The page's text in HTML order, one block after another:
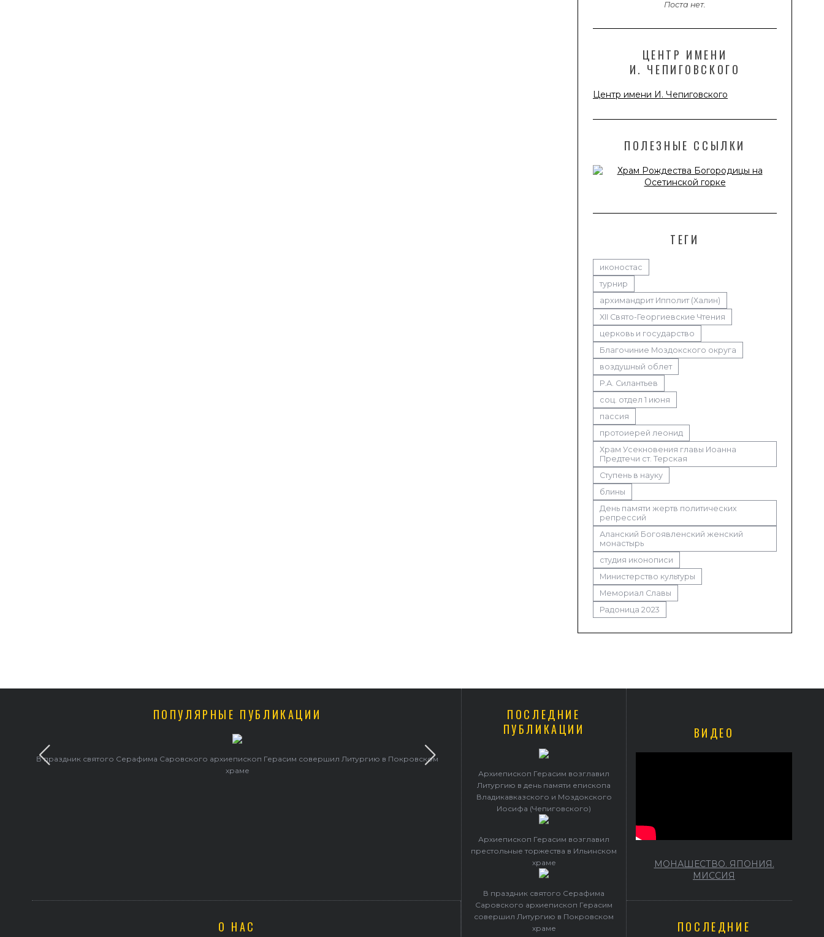
Поста нет.
ЦЕНТР ИМЕНИ
И. ЧЕПИГОВСКОГО
Центр имени И. Чепиговского
ПОЛЕЗНЫЕ ССЫЛКИ
ТЕГИ
иконостас
турнир
архимандрит Ипполит (Халин)
XII Свято-Георгиевские Чтения
церковь и государство
Благочиние Моздокского округа
воздушный облет
Р.А. Силантьев
соц. отдел 1 июня
пассия
протоиерей леонид
Храм Усекновения главы Иоанна
Предтечи ст. Терская
Ступень в науку
блины
День памяти жертв политических
репрессий
Аланский Богоявленский женский
монастырь
студия иконописи
Министерство культуры
Мемориал Славы
Радоница 2023
ПОПУЛЯРНЫЕ ПУБЛИКАЦИИ
В праздник святого Серафима Саровского архиепископ Герасим совершил Литургию в Покровском
храме
О НАС
ПОСЛЕДНИЕ
ПУБЛИКАЦИИ
Архиепископ Герасим возглавил
Литургию в день памяти епископа
Владикавказского и Моздокского
Иосифа (Чепиговского)
Архиепископ Герасим возглавил
престольные торжества в Ильинском
храме
В праздник святого Серафима
Саровского архиепископ Герасим
совершил Литургию в Покровском
храме
ВИДЕО
МОНАШЕСТВО. ЯПОНИЯ.
МИССИЯ
ПОСЛЕДНИЕ